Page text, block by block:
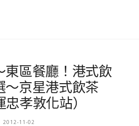
東區餐廳！港式飲
～京星港式飲茶
孝敦化站）
2012-11-02